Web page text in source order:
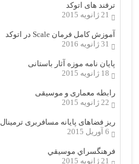
ترفند های اتوکد
21 ژانویه 2015
آموزش کامل فرمان Scale در اتوکد
31 ژانویه 2016
پایان نامه موزه آثار باستانی
18 ژانویه 2015
رابطه معماری و موسیقی
22 ژانویه 2015
ریز فضاهای پایانه مسافربری ترمینال
6 آوریل 2015
فرهنگسراي موسيقي
21 ژانویه 2015